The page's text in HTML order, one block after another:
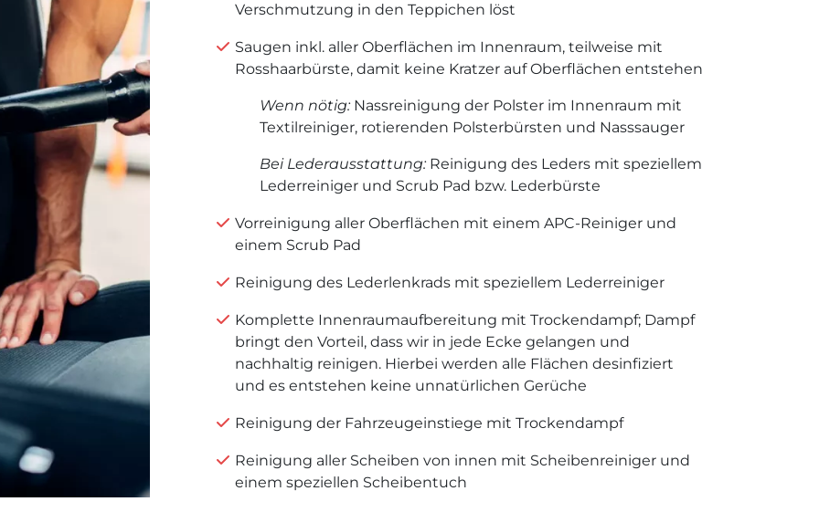
Verschmutzung in den Teppichen löst
Saugen inkl. aller Oberflächen im Innenraum, teilweise mit
Rosshaarbürste, damit keine Kratzer auf Oberflächen entstehen
Wenn nötig:Nassreinigung der Polster im Innenraum mit
Textilreiniger, rotierenden Polsterbürsten und Nasssauger
Bei Lederausstattung:Reinigung des Leders mit speziellem
Lederreiniger und Scrub Pad bzw. Lederbürste
Vorreinigung aller Oberflächen mit einem APC-Reiniger und
einem Scrub Pad
Reinigung des Lederlenkrads mit speziellem Lederreiniger
Komplette Innenraumaufbereitung mit Trockendampf; Dampf
bringt den Vorteil, dass wir in jede Ecke gelangen und
nachhaltig reinigen. Hierbei werden alle Flächen desinfiziert
und es entstehen keine unnatürlichen Gerüche
Reinigung der Fahrzeugeinstiege mit Trockendampf
Reinigung aller Scheiben von innen mit Scheibenreiniger und
einem speziellen Scheibentuch